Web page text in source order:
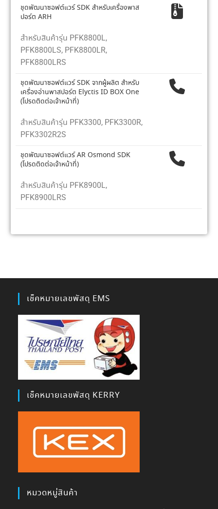
ชุดพัฒนาซอฟต์แวร์ SDK สำหรับเครื่องพาส
ปอร์ต ARH
สำหรับสินค้ารุ่น PFK8800L,
PFK8800LS, PFK8800LR,
PFK8800LRS
ชุดพัฒนาซอฟต์แวร์ SDK จากผู้ผลิต สำหรับ
เครื่องอ่านพาสปอร์ต Elyctis ID BOX One
(โปรดติดต่อเจ้าหน้าที่)
สำหรับสินค้ารุ่น PFK3300, PFK3300R,
PFK3302R2S
ชุดพัฒนาซอฟต์แวร์ AR Osmond SDK
(โปรดติดต่อเจ้าหน้าที่)
สำหรับสินค้ารุ่น PFK8900L,
PFK8900LRS
เช็คหมายเลขพัสดุ EMS
เช็คหมายเลขพัสดุ KERRY
หมวดหมู่สินค้า